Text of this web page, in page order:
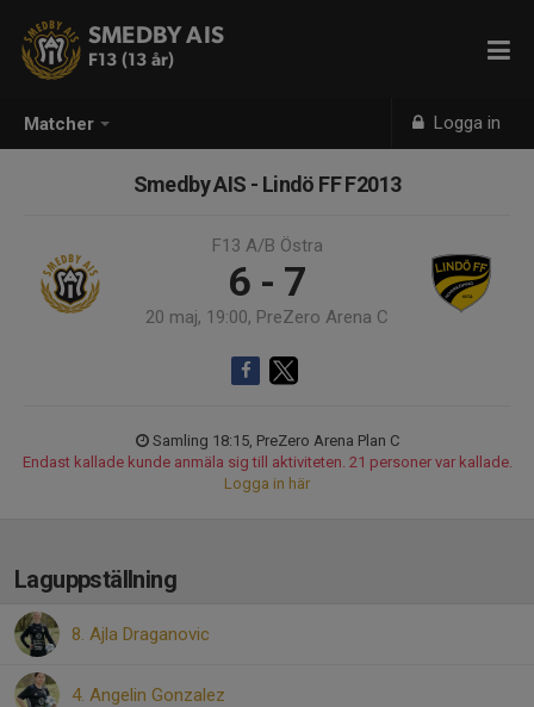
Matcher Logga in
SMEDBY AIS
F13 (13 år)
Smedby AIS - Lindö FF F2013
F13 A/B Östra
6 - 7
20 maj, 19:00, PreZero Arena C
Samling 18:15, PreZero Arena Plan C
Endast kallade kunde anmäla sig till aktiviteten. 21 personer var kallade.
Logga in här
Laguppställning
8. Ajla Draganovic
4. Angelin Gonzalez